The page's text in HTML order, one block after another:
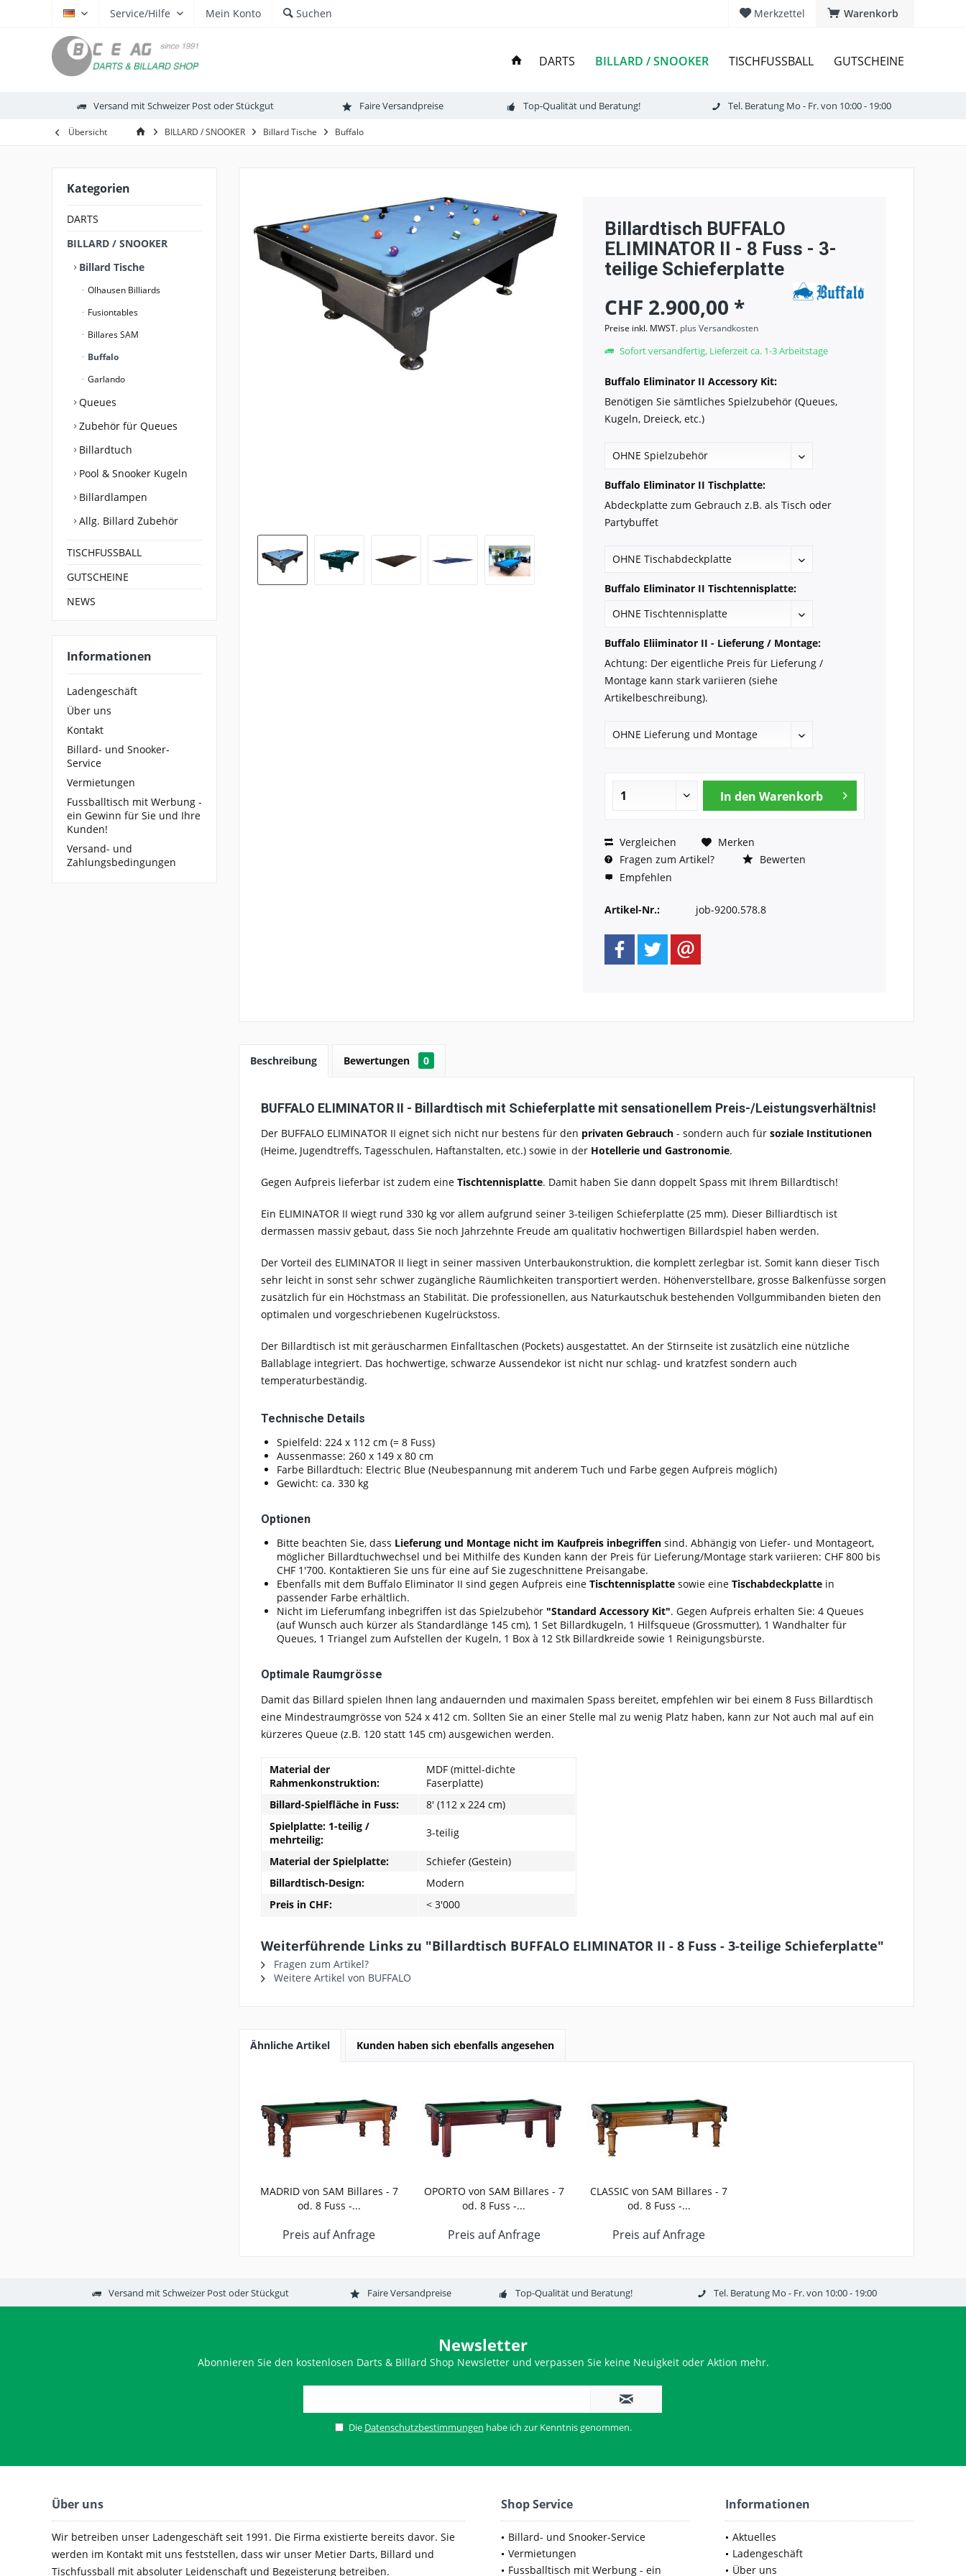
Warenkorb
Merkzettel
Service/Hilfe Mein Konto Suchen
DARTS BILLARD / SNOOKER TISCHFUSSBALL GUTSCHEINE
Versand mit Schweizer Post oder Stückgut Faire Versandpreise Top-Qualität und Beratung! Tel. Beratung Mo - Fr. von 10:00 - 19:00
Übersicht BILLARD / SNOOKER Billard Tische Buffalo
Kategorien
DARTS
BILLARD / SNOOKER
Billard Tische
Olhausen Billiards
Fusiontables
Billares SAM
Buffalo
Garlando
Queues
Zubehör für Queues
Billardtuch
Pool & Snooker Kugeln
Billardlampen
Allg. Billard Zubehör
TISCHFUSSBALL
GUTSCHEINE
NEWS
Informationen
Ladengeschäft
Über uns
Kontakt
Billard- und Snooker-
Service
Vermietungen
Fussballtisch mit Werbung -
ein Gewinn für Sie und Ihre
Kunden!
Versand- und
Zahlungsbedingungen
Billardtisch BUFFALO
ELIMINATOR II - 8 Fuss - 3-
teilige Schieferplatte
CHF 2.900,00 *
Preise inkl. MWST. plus Versandkosten
Sofort versandfertig, Lieferzeit ca. 1-3 Arbeitstage
Buffalo Eliminator II Accessory Kit:
Benötigen Sie sämtliches Spielzubehör (Queues,
Kugeln, Dreieck, etc.)
Buffalo Eliminator II Tischplatte:
Abdeckplatte zum Gebrauch z.B. als Tisch oder
Partybuffet
Buffalo Eliminator II Tischtennisplatte:
Buffalo Eliiminator II - Lieferung / Montage:
Achtung: Der eigentliche Preis für Lieferung /
Montage kann stark variieren (siehe
Artikelbeschreibung).
In den Warenkorb
Vergleichen
Merken
Fragen zum Artikel?
Bewerten
Empfehlen
Artikel-Nr.: job-9200.578.8
Beschreibung Bewertungen 0
BUFFALO ELIMINATOR II - Billardtisch mit Schieferplatte mit sensationellem Preis-/Leistungsverhältnis!
Der BUFFALO ELIMINATOR II eignet sich nicht nur bestens für den privaten Gebrauch - sondern auch für soziale Institutionen
(Heime, Jugendtreffs, Tagesschulen, Haftanstalten, etc.) sowie in der Hotellerie und Gastronomie.
Gegen Aufpreis lieferbar ist zudem eine Tischtennisplatte. Damit haben Sie dann doppelt Spass mit Ihrem Billardtisch!
Ein ELIMINATOR II wiegt rund 330 kg vor allem aufgrund seiner 3-teiligen Schieferplatte (25 mm). Dieser Billiardtisch ist
dermassen massiv gebaut, dass Sie noch Jahrzehnte Freude am qualitativ hochwertigen Billardspiel haben werden.
Der Vorteil des ELIMINATOR II liegt in seiner massiven Unterbaukonstruktion, die komplett zerlegbar ist. Somit kann dieser Tisch
sehr leicht in sonst sehr schwer zugängliche Räumlichkeiten transportiert werden. Höhenverstellbare, grosse Balkenfüsse sorgen
zusätzlich für ein Höchstmass an Stabilität. Die professionellen, aus Naturkautschuk bestehenden Vollgummibanden bieten den
optimalen und vorgeschriebenen Kugelrückstoss.
Der Billardtisch ist mit geräuscharmen Einfalltaschen (Pockets) ausgestattet. An der Stirnseite ist zusätzlich eine nützliche
Ballablage integriert. Das hochwertige, schwarze Aussendekor ist nicht nur schlag- und kratzfest sondern auch
temperaturbeständig.
Technische Details
Spielfeld: 224 x 112 cm (= 8 Fuss)
Aussenmasse: 260 x 149 x 80 cm
Farbe Billardtuch: Electric Blue (Neubespannung mit anderem Tuch und Farbe gegen Aufpreis möglich)
Gewicht: ca. 330 kg
Optionen
Bitte beachten Sie, dass Lieferung und Montage nicht im Kaufpreis inbegriffen sind. Abhängig von Liefer- und Montageort,
möglicher Billardtuchwechsel und bei Mithilfe des Kunden kann der Preis für Lieferung/Montage stark variieren: CHF 800 bis
CHF 1'700. Kontaktieren Sie uns für eine auf Sie zugeschnittene Preisangabe.
Ebenfalls mit dem Buffalo Eliminator II sind gegen Aufpreis eine Tischtennisplatte sowie eine Tischabdeckplatte in
passender Farbe erhältlich.
Nicht im Lieferumfang inbegriffen ist das Spielzubehör "Standard Accessory Kit". Gegen Aufpreis erhalten Sie: 4 Queues
(auf Wunsch auch kürzer als Standardlänge 145 cm), 1 Set Billardkugeln, 1 Hilfsqueue (Grossmutter), 1 Wandhalter für
Queues, 1 Triangel zum Aufstellen der Kugeln, 1 Box à 12 Stk Billardkreide sowie 1 Reinigungsbürste.
Optimale Raumgrösse
Damit das Billard spielen Ihnen lang andauernden und maximalen Spass bereitet, empfehlen wir bei einem 8 Fuss Billardtisch
eine Mindestraumgrösse von 524 x 412 cm. Sollten Sie an einer Stelle mal zu wenig Platz haben, kann zur Not auch mal auf ein
kürzeres Queue (z.B. 120 statt 145 cm) ausgewichen werden.
Material der
Rahmenkonstruktion:
MDF (mittel-dichte
Faserplatte)
Billard-Spielfläche in Fuss:
8' (112 x 224 cm)
Spielplatte: 1-teilig /
mehrteilig:
3-teilig
Material der Spielplatte:
Schiefer (Gestein)
Billardtisch-Design:
Modern
Preis in CHF:
< 3'000
Weiterführende Links zu "Billardtisch BUFFALO ELIMINATOR II - 8 Fuss - 3-teilige Schieferplatte"
Fragen zum Artikel?
Weitere Artikel von BUFFALO
Ähnliche Artikel Kunden haben sich ebenfalls angesehen
MADRID von SAM Billares - 7
od. 8 Fuss -...
Preis auf Anfrage
OPORTO von SAM Billares - 7
od. 8 Fuss -...
Preis auf Anfrage
CLASSIC von SAM Billares - 7
od. 8 Fuss -...
Preis auf Anfrage
Versand mit Schweizer Post oder Stückgut Faire Versandpreise Top-Qualität und Beratung! Tel. Beratung Mo - Fr. von 10:00 - 19:00
Newsletter
Abonnieren Sie den kostenlosen Darts & Billard Shop Newsletter und verpassen Sie keine Neuigkeit oder Aktion mehr.
Die Datenschutzbestimmungen habe ich zur Kenntnis genommen.
Über uns
Wir betreiben unser Ladengeschäft seit 1991. Die Firma existierte bereits davor. Sie
werden im Kontakt mit uns feststellen, dass wir unser Metier Darts, Billard und
Tischfussball mit absoluter Leidenschaft und Begeisterung betreiben.
Shop Service
Billard- und Snooker-Service
Vermietungen
Fussballtisch mit Werbung - ein
Informationen
Aktuelles
Ladengeschäft
Über uns